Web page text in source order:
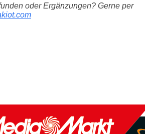
oder Ergänzungen? Gerne per